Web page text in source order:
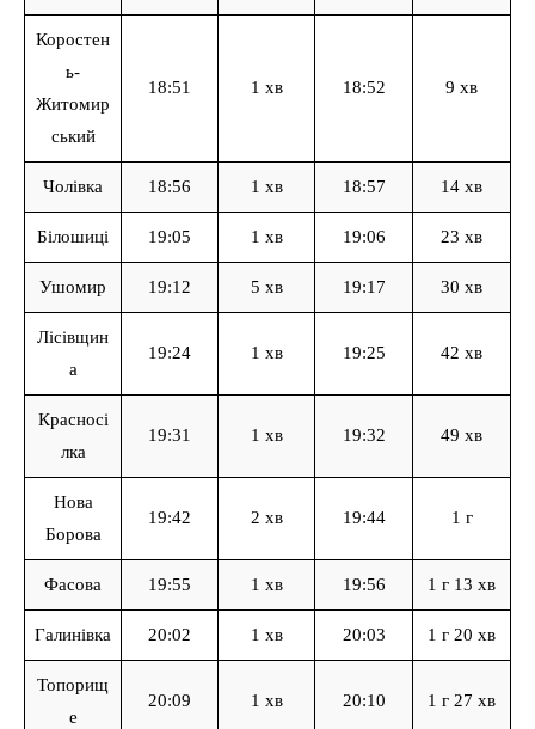
Коростен
ь-
Житомир
ський
18:51 1 хв 18:52 9 хв
Чолівка 18:56 1 хв 18:57 14 хв
Білошиці 19:05 1 хв 19:06 23 хв
Ушомир 19:12 5 хв 19:17 30 хв
Лісівщин
а
19:24 1 хв 19:25 42 хв
Красносі
лка
19:31 1 хв 19:32 49 хв
Нова
Борова
19:42 2 хв 19:44 1 г
Фасова 19:55 1 хв 19:56 1 г 13 хв
Галинівка 20:02 1 хв 20:03 1 г 20 хв
Топорищ
е
20:09 1 хв 20:10 1 г 27 хв